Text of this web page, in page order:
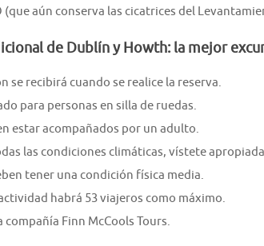
(que aún conserva las cicatrices del
de Dublín y Howth: la mejor
se recibirá cuando se realice la reserva.
para personas en silla de ruedas.
estar acompañados por un adulto.
las condiciones climáticas, vístete
tener una condición física media.
habrá 53 viajeros como máximo.
compañía Finn McCools Tours.